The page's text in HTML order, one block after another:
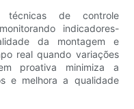
técnicas de controle
indicadores-
da montagem e
real quando variações
proativa minimiza a
e melhora a qualidade